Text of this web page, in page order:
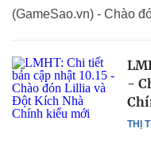
(GameSao.vn) - Chào
THỊ
-